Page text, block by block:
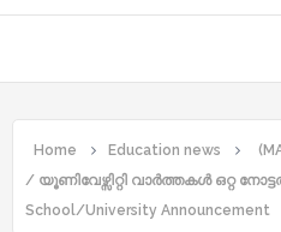
Home Education news
/ യൂണിവേഴ്സിറ്റി വാർത്തകൾ ഒറ്റ
School/University Announcement